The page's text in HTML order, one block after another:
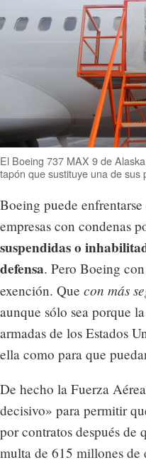
El Boeing 737 MAX 9 de
tapón que sustituye una de
Boeing puede
empresas con condenas
suspendidas o
defensa. Pero Boeing
exención. Que con más
aunque sólo sea porque
armadas de los Estados
ella como para que
De hecho la Fuerza
decisivo» para permitir
por contratos después de
multa de 615 millones de